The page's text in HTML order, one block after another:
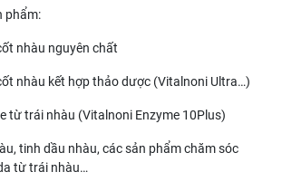
phẩm:
nhàu nguyên chất
nhàu kết hợp thảo dược (Vitalnoni Ultra…)
từ trái nhàu (Vitalnoni Enzyme 10Plus)
tinh dầu nhàu, các sản phẩm chăm sóc
từ trái nhàu…